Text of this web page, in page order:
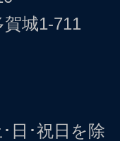
城1-711
日･祝日を除